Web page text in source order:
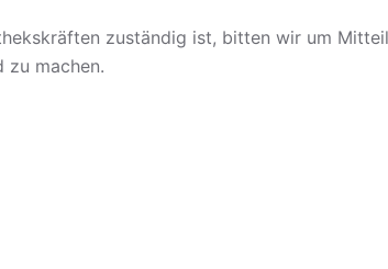
zuständig ist, bitten wir um
zu machen.